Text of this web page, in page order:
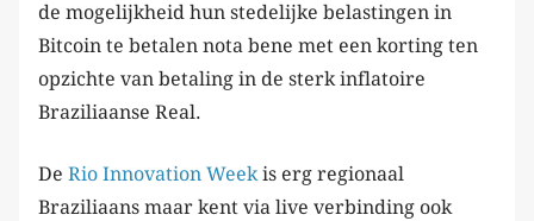
de mogelijkheid hun stedelijke belastingen in
Bitcoin te betalen nota bene met een korting ten
opzichte van betaling in de sterk inflatoire
Braziliaanse Real.
De Rio Innovation Weekis erg regionaal
Braziliaans maar kent via live verbinding ook